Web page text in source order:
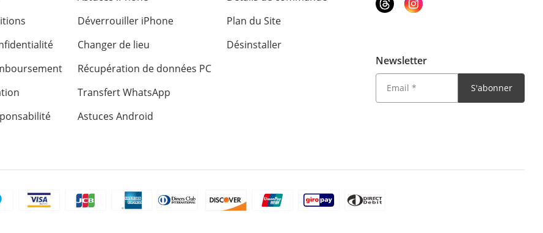
Déverrouiller iPhone
Changer de lieu
Récupération de données PC
Transfert WhatsApp
Astuces Android
Plan du Site
Désinstaller
Newsletter
S'abonner